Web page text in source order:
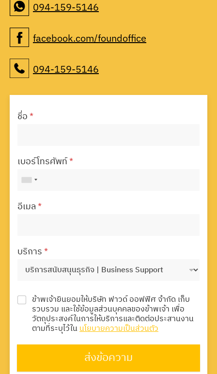
094-159-5146
facebook.com/foundoffice
094-159-5146
ชื่อ*
เบอร์โทรศัพท์*
อีเมล*
บริการ*
ข้าพเจ้ายินยอมให้บริษัท ฟาวด์ ออฟฟิศ จำกัด เก็บ
รวบรวม และใช้ข้อมูลส่วนบุคคลของข้าพเจ้า เพื่อ
วัตถุประสงค์ในการให้บริการและติดต่อประสานงาน
ตามที่ระบุไว้ในนโยบายความเป็นส่วนตัว
ส่งข้อความ